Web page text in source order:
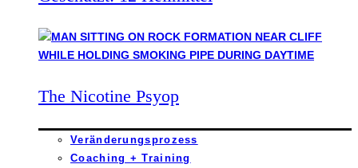
The Nicotine Psyop
Veränderungsprozess
Coaching + Training